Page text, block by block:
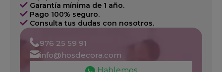
Garantía mínima de 1 año.
Pago 100% seguro.
Consulta tus dudas con nosotros.
976 25 59 91
info@hosdecora.com